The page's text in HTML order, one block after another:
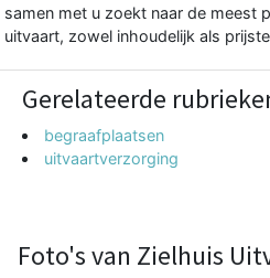
samen met u zoekt naar de meest
uitvaart, zowel inhoudelijk als
Gerelateerde
begraafplaatsen
uitvaartverzorging
Foto's van Zielhuis